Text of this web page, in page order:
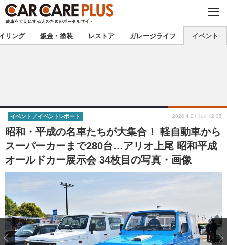
C
O
S
E
★カーケアプラス認定★ 厳選プロショップを地域から探す
甲信越 北陸
東海 関西
中国 四国
注目の記事
ショップレポート 愛車 File
ディテイリング
リング 鈑金・塗装 レストア ガレージライフ イベント
昭和・平成の名車たちが大集合！ 軽自動車から
スーパーカーまで280台…アリオ上尾 昭和平成
オールドカー展示会 34枚目の写真・画像
イベント イベントレポート 2026.4.21 Tue 12:35